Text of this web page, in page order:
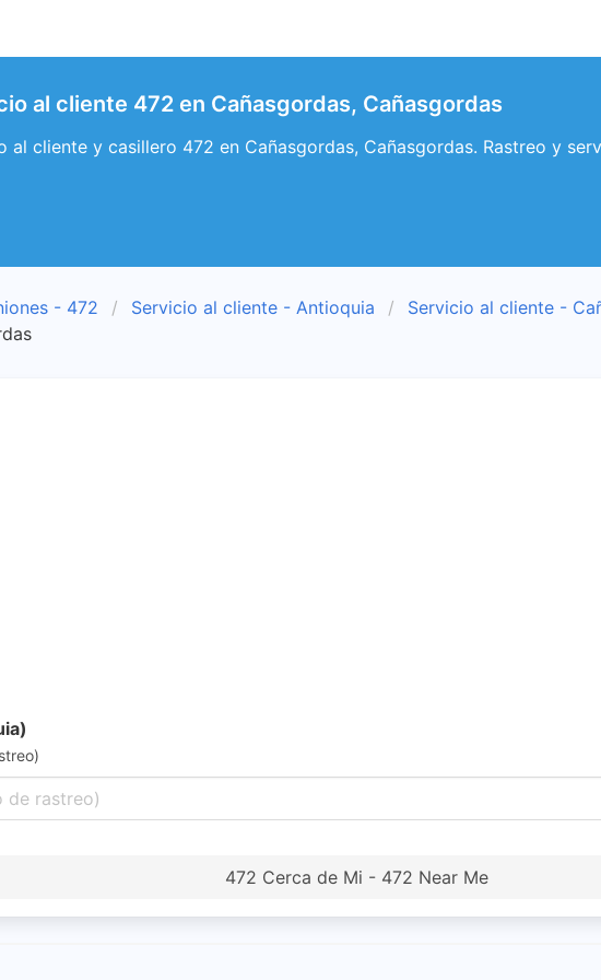
al cliente 472 en Cañasgordas, Cañasgordas
al cliente y casillero 472 en Cañasgordas, Cañasgordas. Rastreo y
- 472 Servicio al cliente - Antioquia
Servicio al cliente -
472 Cerca de Mi - 472 Near Me